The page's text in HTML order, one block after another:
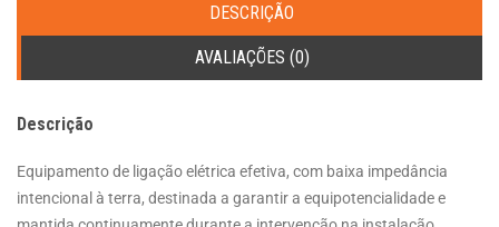
DESCRIÇÃO
AVALIAÇÕES (0)
Descrição
Equipamento de ligação elétrica efetiva, com baixa impedância
intencional à terra, destinada a garantir a equipotencialidade e